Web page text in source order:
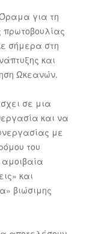
για τη
σήμερα στη
και
Ωκεανών.
σε μια
και να
με
του
και
βιώσιμης